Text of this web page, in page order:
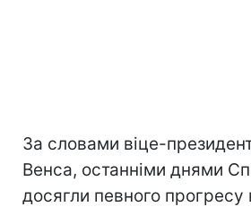
За словами віце-
Венса, останніми днями
досягли певного прогресу